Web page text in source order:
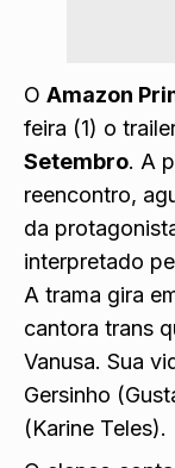
O Amazon
feira (1) o
Setembro. A
reencontro,
da
interpretado
A trama gira
cantora trans
Vanusa. Sua
Gersinho
(Karine Teles).